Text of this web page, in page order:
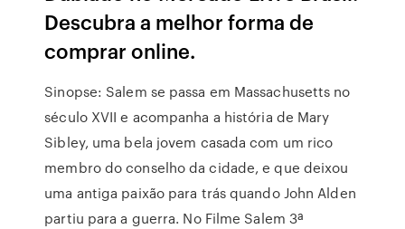
Descubra a melhor forma de
comprar online.
Sinopse: Salem se passa em Massachusetts no
século XVII e acompanha a história de Mary
Sibley, uma bela jovem casada com um rico
membro do conselho da cidade, e que deixou
uma antiga paixão para trás quando John Alden
partiu para a guerra. No Filme Salem 3ª